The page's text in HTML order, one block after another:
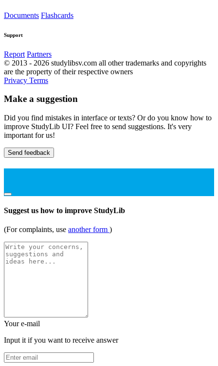
Documents Flashcards
Support
Report Partners
© 2013 - 2026 studylibsv.com all other trademarks and copyrights
are the property of their respective owners
Privacy Terms
Make a suggestion
Did you find mistakes in interface or texts? Or do you know how to
improve StudyLib UI? Feel free to send suggestions. It's very
important for us!
Send feedback
Suggest us how to improve StudyLib
(For complaints, use another form )
Your e-mail
Input it if you want to receive answer